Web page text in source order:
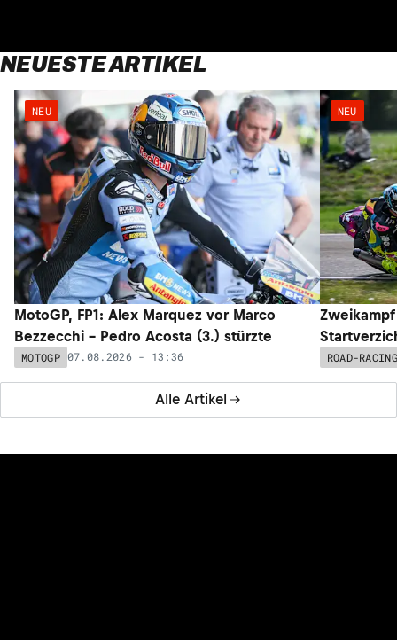
NEUESTE ARTIKEL
Alle Artikel
NEU
MotoGP, FP1: Alex Marquez vor Marco
Bezzecchi – Pedro Acosta (3.) stürzte
MOTOGP 07.08.2026 - 13:36
NEU
ROAD-RACING